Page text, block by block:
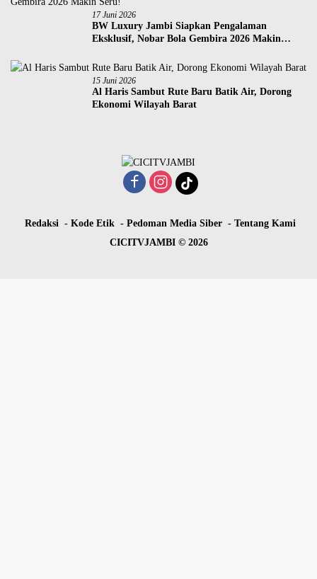
17 Juni 2026
BW Luxury Jambi Siapkan Pengalaman
Eksklusif, Nobar Bola Gembira 2026 Makin
15 Juni 2026
Al Haris Sambut Rute Baru Batik Air, Dorong
Ekonomi Wilayah Barat
Redaksi Kode Etik Pedoman Media Siber
Tentang Kami
CICITVJAMBI © 2026